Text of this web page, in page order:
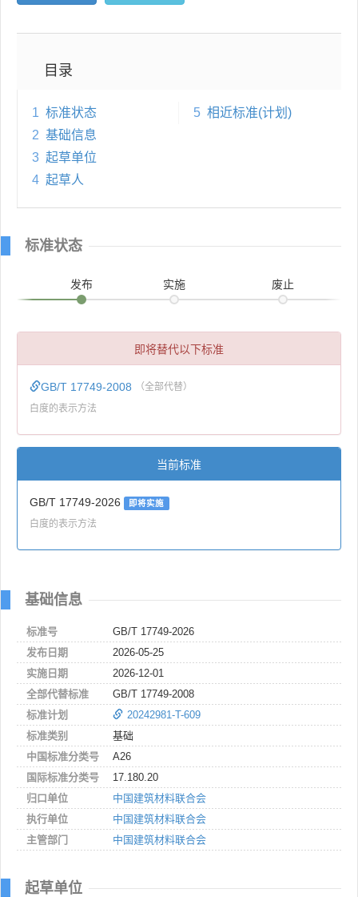
目录
1 标准状态
2 基础信息
3 起草单位
4 起草人
5 相近标准(计划)
标准状态
发布 实施 废止
即将替代以下标准
GB/T 17749-2008 （全部代替）
白度的表示方法
当前标准
GB/T 17749-2026 即将实施
白度的表示方法
基础信息
标准号
GB/T 17749-2026
发布日期
2026-05-25
实施日期
2026-12-01
全部代替标准
GB/T 17749-2008
标准计划
20242981-T-609
标准类别
基础
中国标准分类号
A26
国际标准分类号
17.180.20
归口单位
中国建筑材料联合会
执行单位
中国建筑材料联合会
主管部门
中国建筑材料联合会
起草单位